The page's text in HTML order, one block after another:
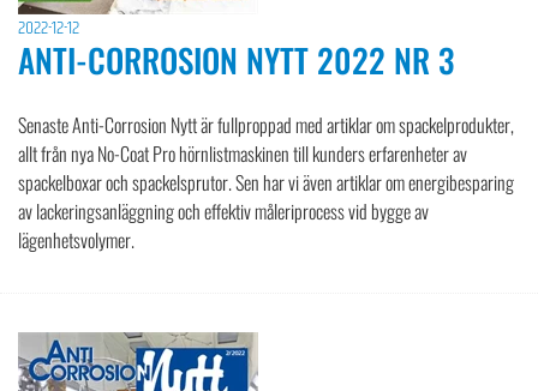
2022-12-12
ANTI-CORROSION NYTT 2022 NR 3
Senaste Anti-Corrosion Nytt är fullproppad med artiklar om spackelprodukter,
allt från nya No-Coat Pro hörnlistmaskinen till kunders erfarenheter av
spackelboxar och spackelsprutor. Sen har vi även artiklar om energibesparing
av lackeringsanläggning och effektiv måleriprocess vid bygge av
lägenhetsvolymer.